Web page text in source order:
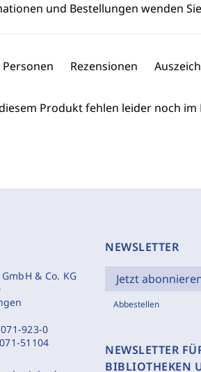
und Bestellungen wenden
Personen Rezensionen
Produkt fehlen leider noch im
& Co. KG
923-0
51104
NEWSLETTER
Jetzt
Abbestellen
NEWSLETTER
BIBLIOTHEKEN